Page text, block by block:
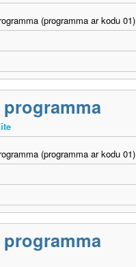
(programma ar kodu 01)
(programma ar kodu 01)